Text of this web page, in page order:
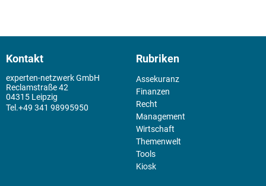
Kontakt
experten-netzwerk GmbH
Reclamstraße 42
04315 Leipzig
+49 341 98995950
Rubriken
Assekuranz
Finanzen
Recht
Management
Wirtschaft
Themenwelt
Tools
Kiosk